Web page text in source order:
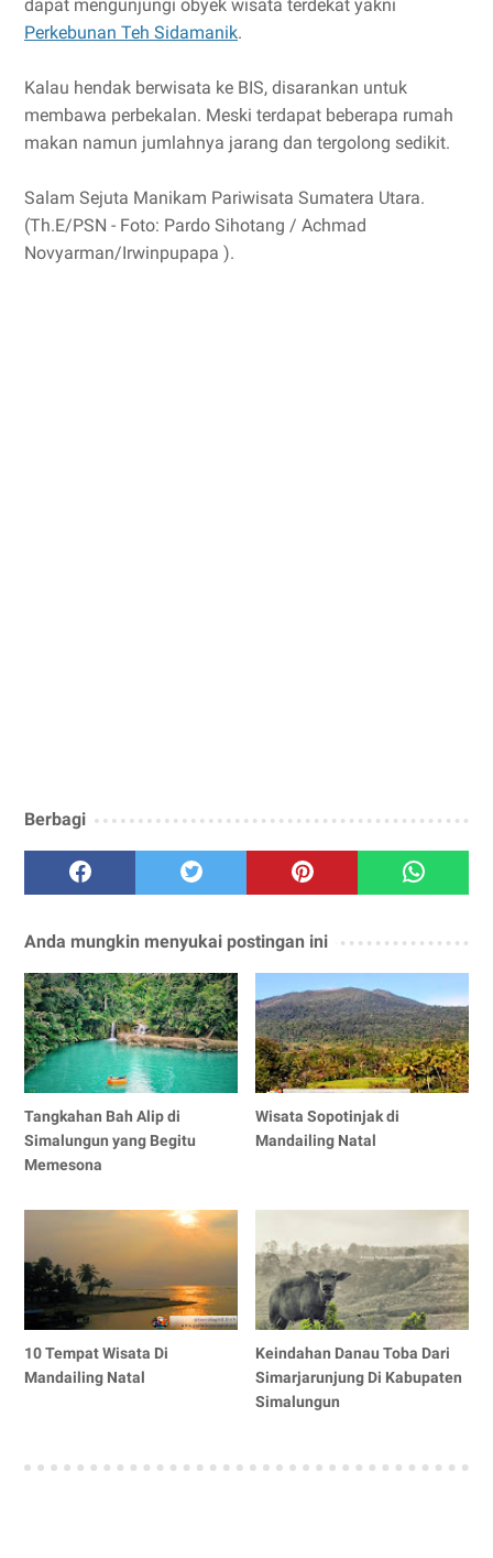
dapat mengunjungi obyek wisata terdekat yakni
Perkebunan Teh Sidamanik.
Kalau hendak berwisata ke BIS, disarankan untuk
membawa perbekalan. Meski terdapat beberapa rumah
makan namun jumlahnya jarang dan tergolong sedikit.
Salam Sejuta Manikam Pariwisata Sumatera Utara.
(Th.E/PSN - Foto: Pardo Sihotang / Achmad
Novyarman/Irwinpupapa ).
Berbagi
Anda mungkin menyukai postingan ini
Tangkahan Bah Alip di
Simalungun yang Begitu
Memesona
Wisata Sopotinjak di
Mandailing Natal
10 Tempat Wisata Di
Mandailing Natal
Keindahan Danau Toba Dari
Simarjarunjung Di Kabupaten
Simalungun